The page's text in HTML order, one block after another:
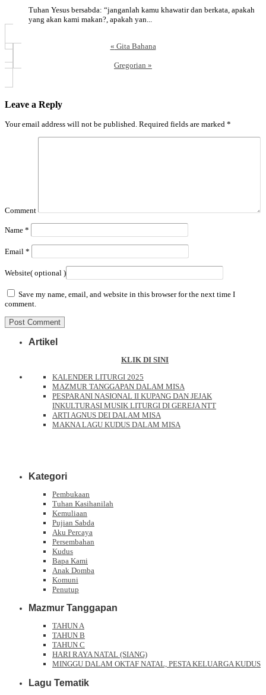
Tuhan Yesus bersabda: “janganlah kamu khawatir dan berkata, apakah
yang akan kami makan?, apakah yan...
« Gita Bahana
Gregorian »
Leave a Reply
Your email address will not be published. Required fields are marked *
Comment
Name *
Email *
Website( optional )
Save my name, email, and website in this browser for the next time I
comment.
Artikel
KLIK DI SINI
KALENDER LITURGI 2025
MAZMUR TANGGAPAN DALAM MISA
PESPARANI NASIONAL II KUPANG DAN JEJAK
INKULTURASI MUSIK LITURGI DI GEREJA NTT
ARTI AGNUS DEI DALAM MISA
MAKNA LAGU KUDUS DALAM MISA
Kategori
Pembukaan
Tuhan Kasihanilah
Kemuliaan
Pujian Sabda
Aku Percaya
Persembahan
Kudus
Bapa Kami
Anak Domba
Komuni
Penutup
Mazmur Tanggapan
TAHUN A
TAHUN B
TAHUN C
HARI RAYA NATAL (SIANG)
MINGGU DALAM OKTAF NATAL, PESTA KELUARGA KUDUS
Lagu Tematik